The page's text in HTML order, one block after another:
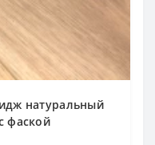
натуральный
фаской